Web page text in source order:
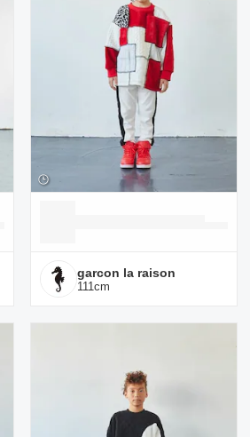
garcon la raison
111 cm